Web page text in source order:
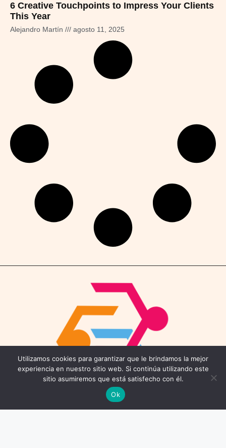
6 Creative Touchpoints to Impress Your Clients
This Year
Alejandro Martín agosto 11, 2025
Utilizamos cookies para garantizar que le brindamos la mejor
experiencia en nuestro sitio web. Si continúa utilizando este
sitio asumiremos que está satisfecho con él.
Ok